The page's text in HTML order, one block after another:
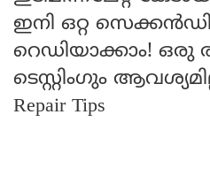
ഇനി ഒറ്റ
റെഡിയാക്കാം! ഒരു
ടെസ്റ്റിംഗും
Repair Tips